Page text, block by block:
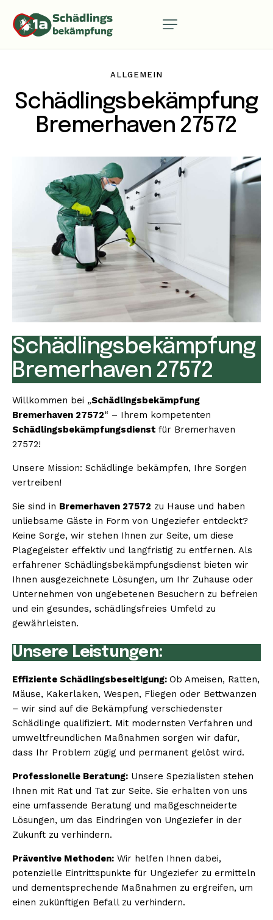
ALLGEMEIN
Schädlingsbekämpfung
Bremerhaven 27572
Schädlingsbekämpfung
Bremerhaven 27572
Willkommen bei „Schädlingsbekämpfung
Bremerhaven 27572“ – Ihrem kompetenten
Schädlingsbekämpfungsdienst für Bremerhaven
27572!
Unsere Mission: Schädlinge bekämpfen, Ihre Sorgen
vertreiben!
Sie sind in Bremerhaven 27572 zu Hause und haben
unliebsame Gäste in Form von Ungeziefer entdeckt?
Keine Sorge, wir stehen Ihnen zur Seite, um diese
Plagegeister effektiv und langfristig zu entfernen. Als
erfahrener Schädlingsbekämpfungsdienst bieten wir
Ihnen ausgezeichnete Lösungen, um Ihr Zuhause oder
Unternehmen von ungebetenen Besuchern zu befreien
und ein gesundes, schädlingsfreies Umfeld zu
gewährleisten.
Unsere Leistungen:
Effiziente Schädlingsbeseitigung: Ob Ameisen, Ratten,
Mäuse, Kakerlaken, Wespen, Fliegen oder Bettwanzen
– wir sind auf die Bekämpfung verschiedenster
Schädlinge qualifiziert. Mit modernsten Verfahren und
umweltfreundlichen Maßnahmen sorgen wir dafür,
dass Ihr Problem zügig und permanent gelöst wird.
Professionelle Beratung: Unsere Spezialisten stehen
Ihnen mit Rat und Tat zur Seite. Sie erhalten von uns
eine umfassende Beratung und maßgeschneiderte
Lösungen, um das Eindringen von Ungeziefer in der
Zukunft zu verhindern.
Präventive Methoden: Wir helfen Ihnen dabei,
potenzielle Eintrittspunkte für Ungeziefer zu ermitteln
und dementsprechende Maßnahmen zu ergreifen, um
einen zukünftigen Befall zu verhindern.